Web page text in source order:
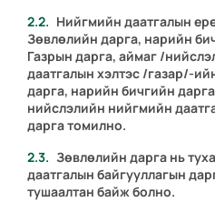
Нийгмийн даатгалын
Зөвлөлийн дарга, нарийн
Газрын дарга, аймаг /
даатгалын хэлтэс /газар/-
дарга, нарийн бичгийн
нийслэлийн нийгмийн
дарга томилно.
Зөвлөлийн дарга нь
даатгалын байгууллагын
тушаалтан байж болно.